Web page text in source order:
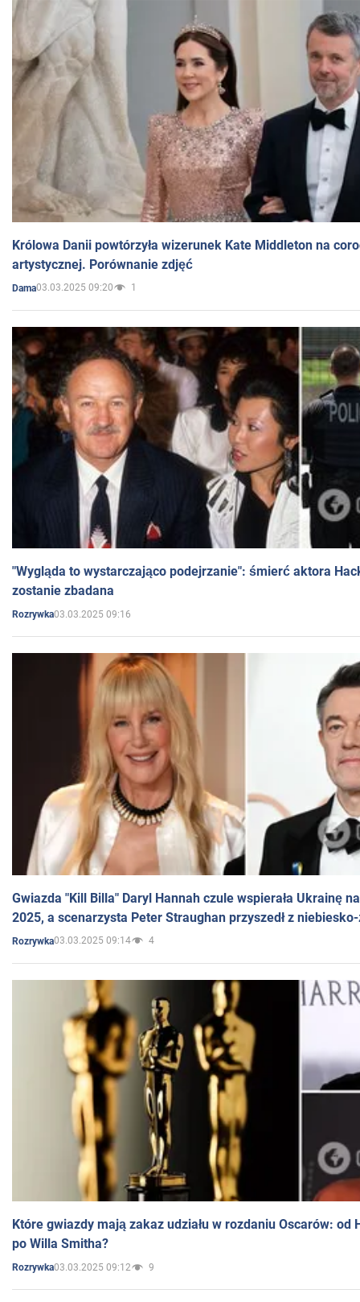
Królowa Danii powtórzyła wizerunek Kate Middleton na
artystycznej. Porównanie zdjęć
Dama03.03.2025 09:20 1
"Wygląda to wystarczająco podejrzanie": śmierć aktora
zostanie zbadana
Rozrywka03.03.2025 09:16
Gwiazda "Kill Billa" Daryl Hannah czule wspierała Ukrainę
2025, a scenarzysta Peter Straughan przyszedł z
Rozrywka03.03.2025 09:14 4
Które gwiazdy mają zakaz udziału w rozdaniu Oscarów: od
po Willa Smitha?
Rozrywka03.03.2025 09:12 9